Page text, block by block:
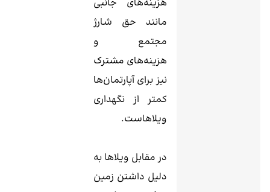
هزینه‌های جانبی
مانند حق شارژ
مجتمع و
هزینه‌های مشترک
نیز برای آپارتمان‌ها
کمتر از نگهداری
ویلاهاست.
در مقابل ویلاها به
دلیل داشتن زمین